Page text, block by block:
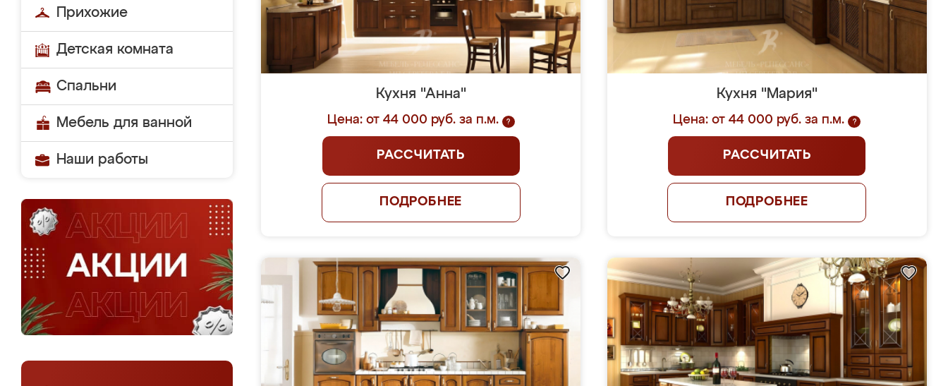
Прихожие
Детская комната
Спальни
Мебель для ванной
Наши работы
Кухня "Анна"
Цена: от 44 000 руб. за п.м. ?
РАССЧИТАТЬ
ПОДРОБНЕЕ
Кухня "Мария"
Цена: от 44 000 руб. за п.м. ?
РАССЧИТАТЬ
ПОДРОБНЕЕ